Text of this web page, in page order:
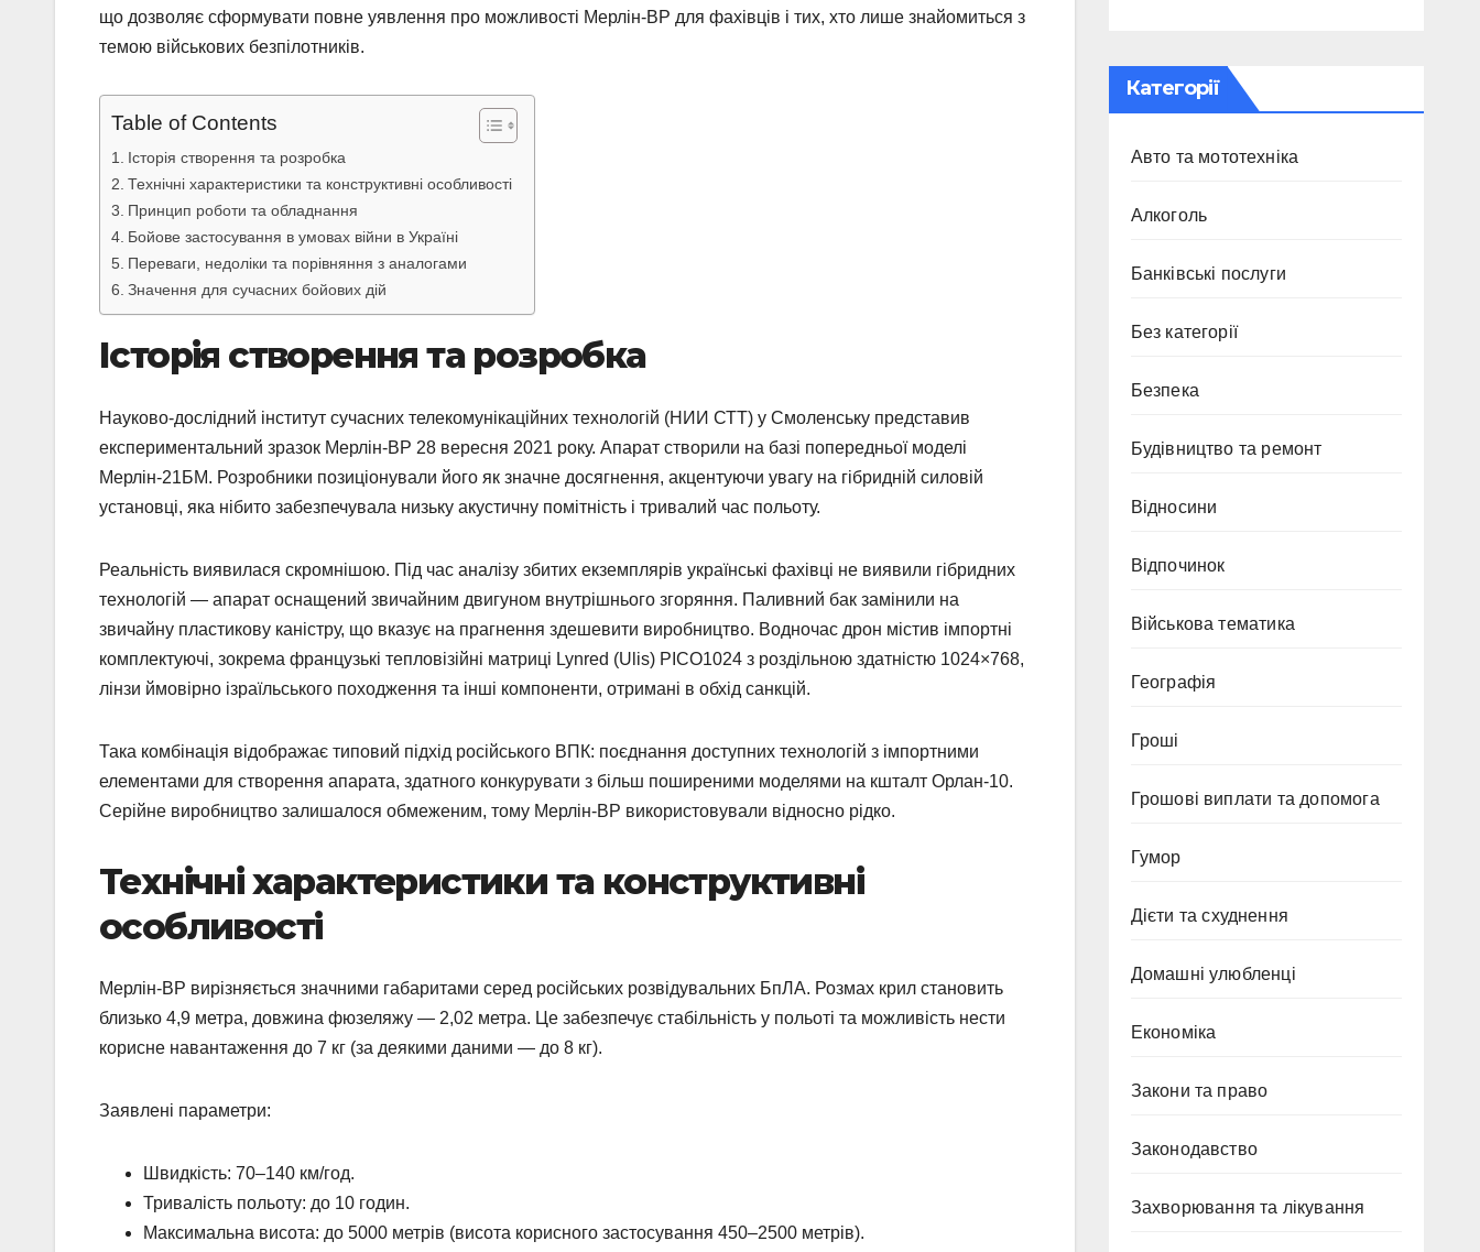
що дозволяє сформувати повне уявлення про можливості Мерлін-ВР для фахівців і тих, хто лише знайомиться з
темою військових безпілотників.
Table of Contents
Історія створення та розробка
Технічні характеристики та конструктивні особливості
Принцип роботи та обладнання
Бойове застосування в умовах війни в Україні
Переваги, недоліки та порівняння з аналогами
Значення для сучасних бойових дій
Історія створення та розробка
Науково-дослідний інститут сучасних телекомунікаційних технологій (НИИ СТТ) у Смоленську представив
експериментальний зразок Мерлін-ВР 28 вересня 2021 року. Апарат створили на базі попередньої моделі
Мерлін-21БМ. Розробники позиціонували його як значне досягнення, акцентуючи увагу на гібридній силовій
установці, яка нібито забезпечувала низьку акустичну помітність і тривалий час польоту.
Реальність виявилася скромнішою. Під час аналізу збитих екземплярів українські фахівці не виявили гібридних
технологій — апарат оснащений звичайним двигуном внутрішнього згоряння. Паливний бак замінили на
звичайну пластикову каністру, що вказує на прагнення здешевити виробництво. Водночас дрон містив імпортні
комплектуючі, зокрема французькі тепловізійні матриці Lynred (Ulis) PICO1024 з роздільною здатністю 1024×768,
лінзи ймовірно ізраїльського походження та інші компоненти, отримані в обхід санкцій.
Така комбінація відображає типовий підхід російського ВПК: поєднання доступних технологій з імпортними
елементами для створення апарата, здатного конкурувати з більш поширеними моделями на кшталт Орлан-10.
Серійне виробництво залишалося обмеженим, тому Мерлін-ВР використовували відносно рідко.
Технічні характеристики та конструктивні
особливості
Мерлін-ВР вирізняється значними габаритами серед російських розвідувальних БпЛА. Розмах крил становить
близько 4,9 метра, довжина фюзеляжу — 2,02 метра. Це забезпечує стабільність у польоті та можливість нести
корисне навантаження до 7 кг (за деякими даними — до 8 кг).
Заявлені параметри:
Швидкість: 70–140 км/год.
Тривалість польоту: до 10 годин.
Максимальна висота: до 5000 метрів (висота корисного застосування 450–2500 метрів).
Категорії
Авто та мототехніка
Алкоголь
Банківські послуги
Без категорії
Безпека
Будівництво та ремонт
Відносини
Відпочинок
Військова тематика
Географія
Гроші
Грошові виплати та допомога
Гумор
Дієти та схуднення
Домашні улюбленці
Економіка
Закони та право
Законодавство
Захворювання та лікування